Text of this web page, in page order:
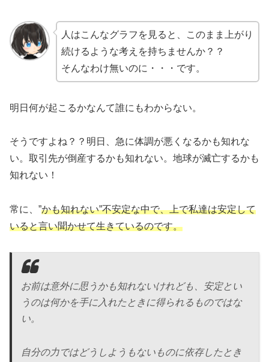
人はこんなグラフを見ると、このまま上がり
続けるような考えを持ちませんか？？
そんなわけ無いのに・・・です。
明日何が起こるかなんて誰にもわからない。
そうですよね？？明日、急に体調が悪くなるかも知れな
い。取引先が倒産するかも知れない。地球が滅亡するかも
知れない！
常に、”かも知れない”不安定な中で、上で私達は安定して
いると言い聞かせて生きているのです。
お前は意外に思うかも知れないけれども、安定とい
うのは何かを手に入れたときに得られるものではな
い。
自分の力ではどうしようもないものに依存したとき